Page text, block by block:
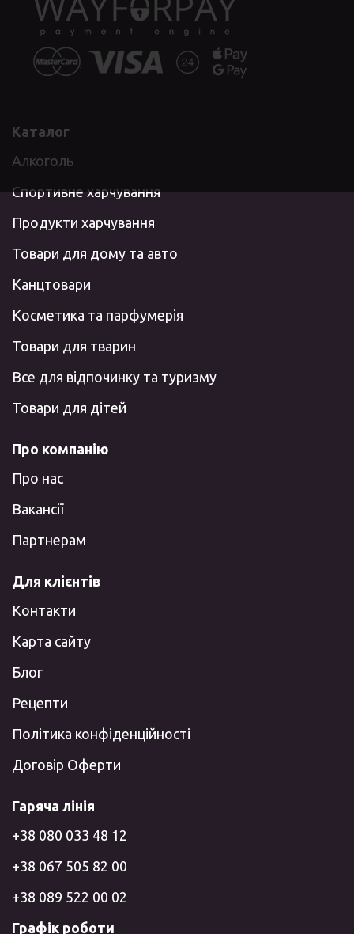
Каталог
Алкоголь
Спортивне харчування
Продукти харчування
Товари для дому та авто
Канцтовари
Косметика та парфумерія
Товари для тварин
Все для відпочинку та туризму
Товари для дітей
Про компанію
Про нас
Вакансії
Партнерам
Для клієнтів
Контакти
Карта сайту
Блог
Рецепти
Політика конфіденційності
Договір Оферти
Гаряча лінія
+38 080 033 48 12
+38 067 505 82 00
+38 089 522 00 02
Графік роботи